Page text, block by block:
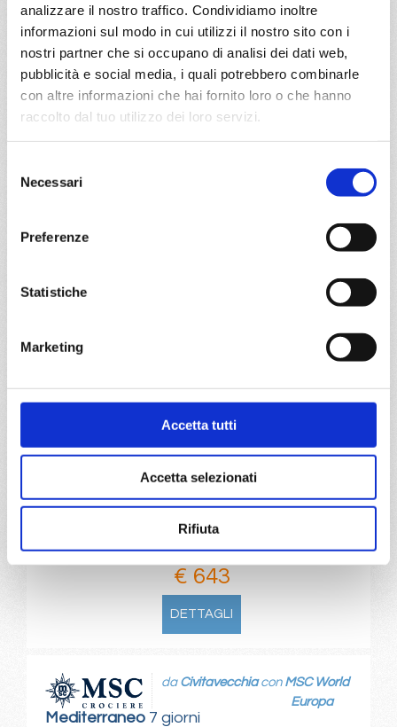
analizzare il nostro traffico. Condividiamo inoltre
informazioni sul modo in cui utilizzi il nostro sito con i
nostri partner che si occupano di analisi dei dati web,
pubblicità e social media, i quali potrebbero combinarle
con altre informazioni che hai fornito loro o che hanno
raccolto dal tuo utilizzo dei loro servizi.
delNecessari
Preferenze
Statistiche
Marketing
Accetta tutti
Accetta selezionati
Rifiuta
Civitavecchia, Provence(marseilles)
05/09/2027
€ 813
12/09/2027
€ 733
19/09/2027
€ 643
26/09/2027
€ 643
Civitavecchia
€ 813
€ 733
20/09/2027
€ 643
27/09/2027
€ 643
a partire da
€ 643
DETTAGLI
Mediterraneo7 giorni
da Civitavecchiacon MSC World
Europa